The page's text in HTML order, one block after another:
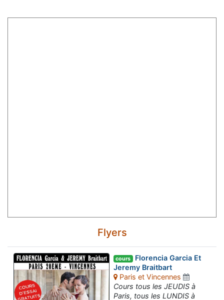
Flyers
cours Florencia Garcia Et
Jeremy Braitbart
Paris et Vincennes
Cours tous les JEUDIS à
Paris, tous les LUNDIS à